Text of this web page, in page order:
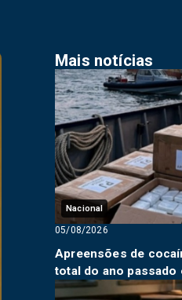
Mais notícias
Nacional
05/08/2026
Apreensões de
total do ano passado